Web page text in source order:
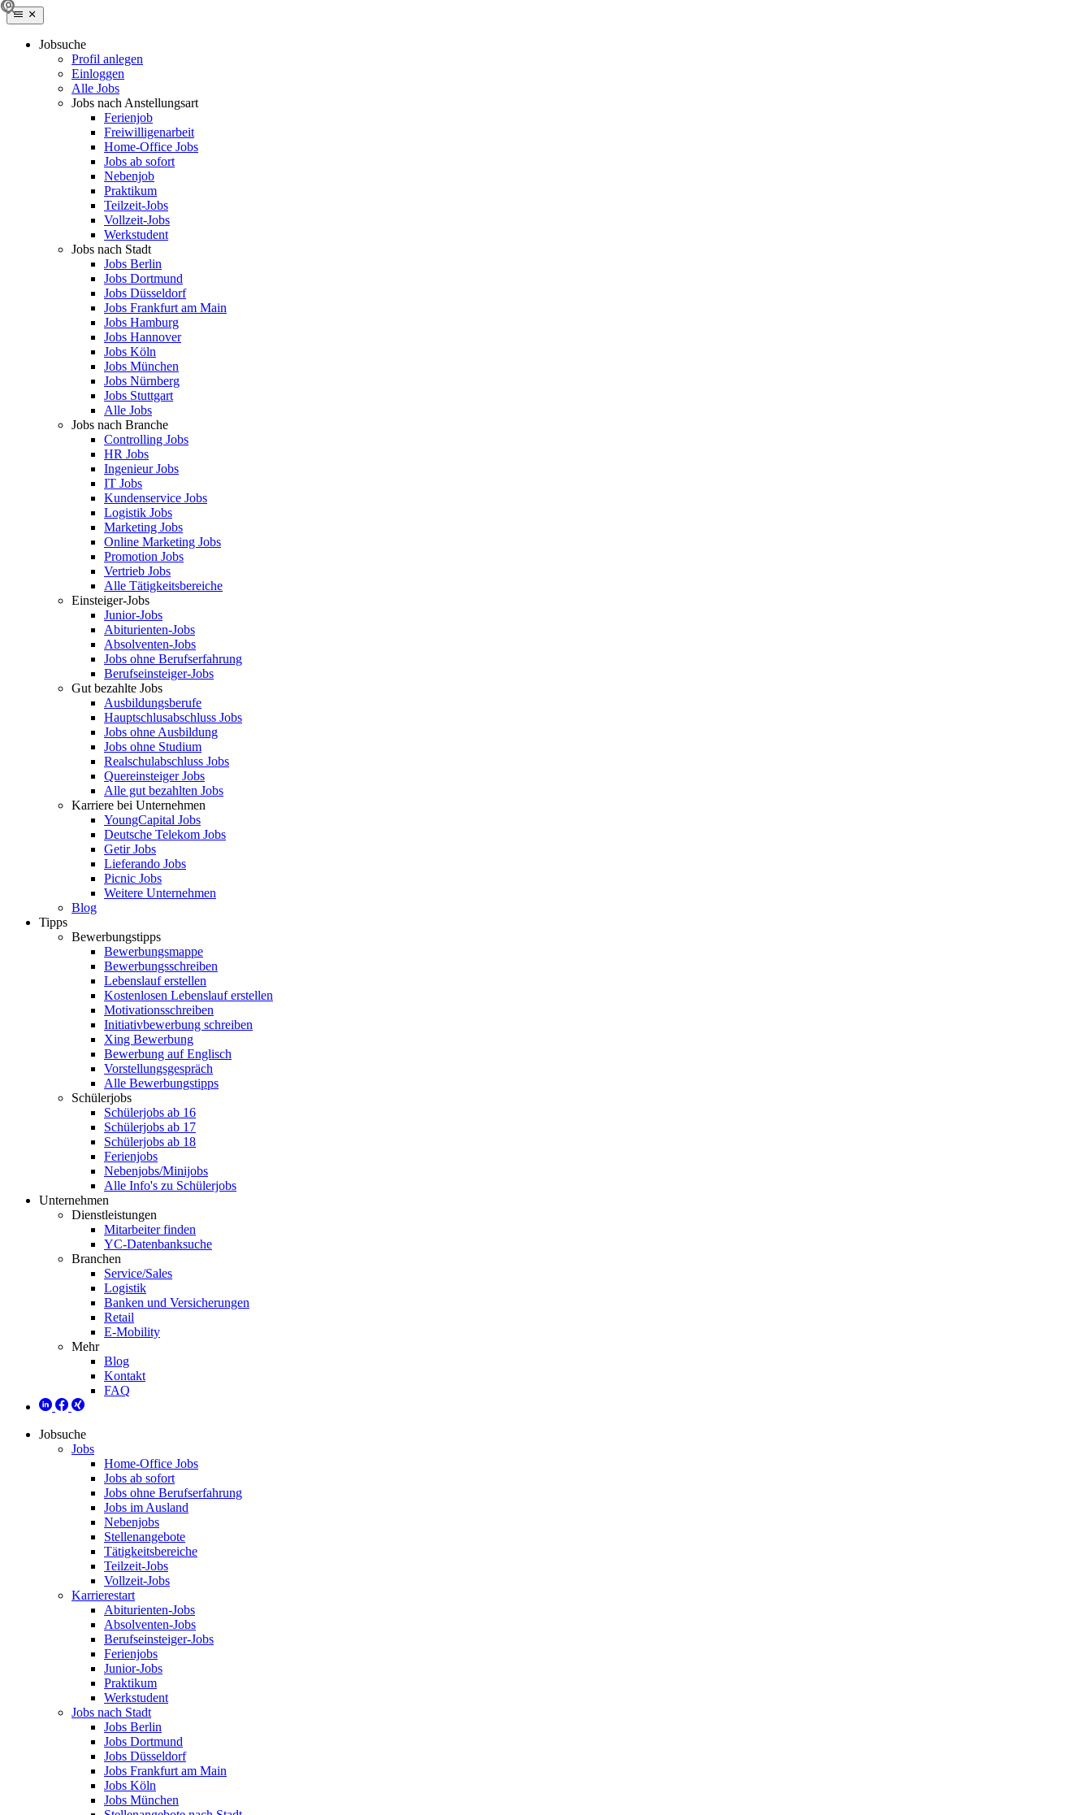
Jobsuche
Profil anlegen
Einloggen
Alle Jobs
Jobs nach Anstellungsart
Ferienjob
Freiwilligenarbeit
Home-Office Jobs
Jobs ab sofort
Nebenjob
Praktikum
Teilzeit-Jobs
Vollzeit-Jobs
Werkstudent
Jobs nach Stadt
Jobs Berlin
Jobs Dortmund
Jobs Düsseldorf
Jobs Frankfurt am Main
Jobs Hamburg
Jobs Hannover
Jobs Köln
Jobs München
Jobs Nürnberg
Jobs Stuttgart
Alle Jobs
Jobs nach Branche
Controlling Jobs
HR Jobs
Ingenieur Jobs
IT Jobs
Kundenservice Jobs
Logistik Jobs
Marketing Jobs
Online Marketing Jobs
Promotion Jobs
Vertrieb Jobs
Alle Tätigkeitsbereiche
Einsteiger-Jobs
Junior-Jobs
Abiturienten-Jobs
Absolventen-Jobs
Jobs ohne Berufserfahrung
Berufseinsteiger-Jobs
Gut bezahlte Jobs
Ausbildungsberufe
Hauptschlusabschluss Jobs
Jobs ohne Ausbildung
Jobs ohne Studium
Realschulabschluss Jobs
Quereinsteiger Jobs
Alle gut bezahlten Jobs
Karriere bei Unternehmen
YoungCapital Jobs
Deutsche Telekom Jobs
Getir Jobs
Lieferando Jobs
Picnic Jobs
Weitere Unternehmen
Blog
Tipps
Bewerbungstipps
Bewerbungsmappe
Bewerbungsschreiben
Lebenslauf erstellen
Kostenlosen Lebenslauf erstellen
Motivationsschreiben
Initiativbewerbung schreiben
Xing Bewerbung
Bewerbung auf Englisch
Vorstellungsgespräch
Alle Bewerbungstipps
Schülerjobs
Schülerjobs ab 16
Schülerjobs ab 17
Schülerjobs ab 18
Ferienjobs
Nebenjobs/Minijobs
Alle Info's zu Schülerjobs
Unternehmen
Dienstleistungen
Mitarbeiter finden
YC-Datenbanksuche
Branchen
Service/Sales
Logistik
Banken und Versicherungen
Retail
E-Mobility
Mehr
Blog
Kontakt
FAQ
Jobsuche
Jobs
Home-Office Jobs
Jobs ab sofort
Jobs ohne Berufserfahrung
Jobs im Ausland
Nebenjobs
Stellenangebote
Tätigkeitsbereiche
Teilzeit-Jobs
Vollzeit-Jobs
Karrierestart
Abiturienten-Jobs
Absolventen-Jobs
Berufseinsteiger-Jobs
Ferienjobs
Junior-Jobs
Praktikum
Werkstudent
Jobs nach Stadt
Jobs Berlin
Jobs Dortmund
Jobs Düsseldorf
Jobs Frankfurt am Main
Jobs Köln
Jobs München